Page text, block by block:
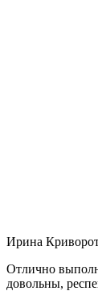
Ирина
Отлично
довольны,